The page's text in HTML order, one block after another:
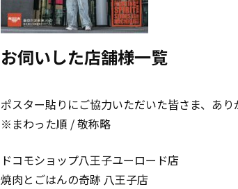
お伺いした店舗様一覧
ポスター貼りにご協力いただいた皆さま、あり
※まわった順 / 敬称略
ドコモショップ八王子ユーロード店
焼肉とごはんの奇跡 八王子店